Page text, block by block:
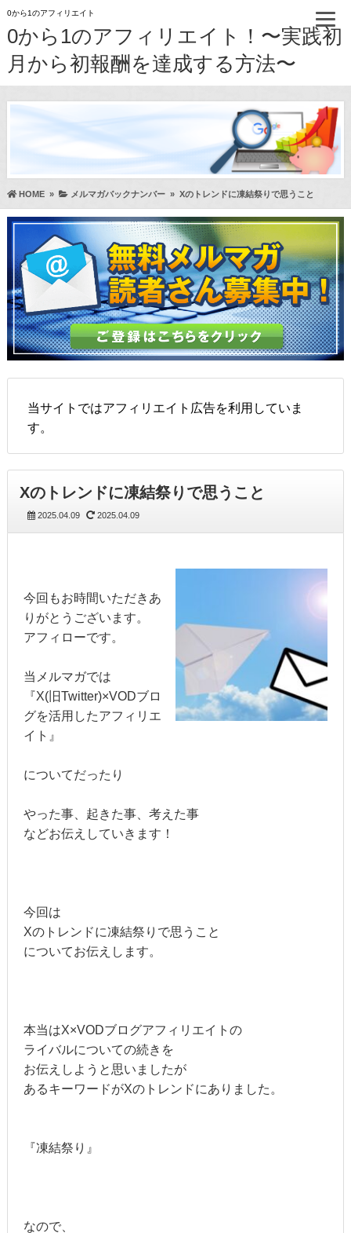
0から1のアフィリエイト
0から1のアフィリエイト！〜実践初
月から初報酬を達成する方法〜
HOME» メルマガバックナンバー» Xのトレンドに凍結祭りで思うこと
当サイトではアフィリエイト広告を利用していま
す。
Xのトレンドに凍結祭りで思うこと
2025.04.09 2025.04.09
今回もお時間いただきあ
りがとうございます。
アフィローです。
当メルマガでは
『X(旧Twitter)×VODブロ
グを活用したアフィリエ
イト』
についてだったり
やった事、起きた事、考えた事
などお伝えしていきます！
今回は
Xのトレンドに凍結祭りで思うこと
についてお伝えします。
本当はX×VODブログアフィリエイトの
ライバルについての続きを
お伝えしようと思いましたが
あるキーワードがXのトレンドにありました。
『凍結祭り』
なので、